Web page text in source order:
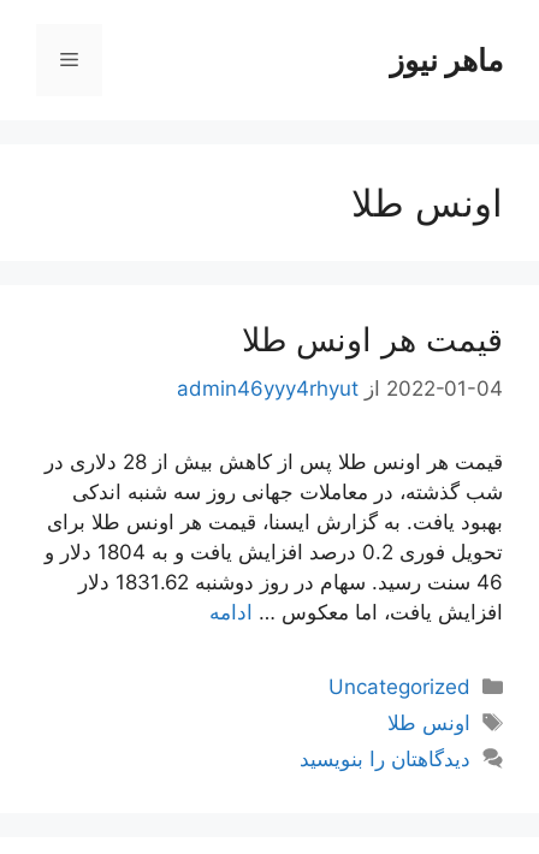
محتواماهر نیوز فهرست
اونس طلا
قیمت هر اونس طلا
2022-01-04 از admin46yyy4rhyut
قیمت هر اونس طلا پس از کاهش بیش از 28 دلاری در
شب گذشته، در معاملات جهانی روز سه شنبه اندکی
بهبود یافت. به گزارش ایسنا، قیمت هر اونس طلا برای
تحویل فوری 0.2 درصد افزایش یافت و به 1804 دلار و
46 سنت رسید. سهام در روز دوشنبه 1831.62 دلار
افزایش یافت، اما معکوس … ادامه
دسته‌ها
Uncategorized
برچسب‌ها
اونس طلا
دیدگاهتان را بنویسید